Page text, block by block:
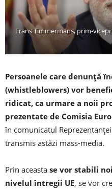
Frans Timmermans, prim-
Persoanele care denunţă
(whistleblowers) vor
ridicat, ca urmare a noii
prezentate de Comisia
în comunicatul
transmis astăzi mass-media.
Prin aceasta se vor stabili
nivelul întregii UE, se vor